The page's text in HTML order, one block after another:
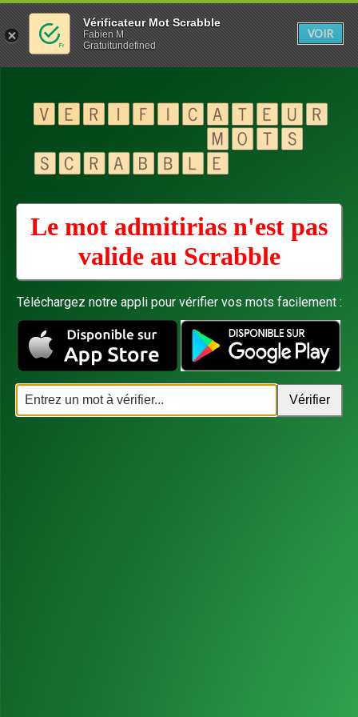
Le mot admitirias n'est pas
valide au Scrabble
Téléchargez notre appli pour vérifier vos mots facilement :
Vérificateur Mot Scrabble
Fabien M
Gratuitundefined
VOIR